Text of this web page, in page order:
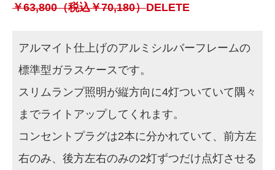
￥63,800（税込￥70,180）DELETE
アルマイト仕上げのアルミシルバーフレームの
標準型ガラスケースです。
スリムランプ照明が縦方向に4灯ついていて隅々
までライトアップしてくれます。
コンセントプラグは2本に分かれていて、前方左
右のみ、後方左右のみの2灯ずつだけ点灯させる